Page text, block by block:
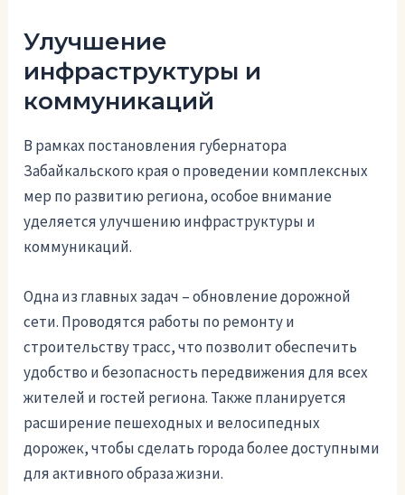
Улучшение
инфраструктуры и
коммуникаций
В рамках постановления губернатора
Забайкальского края о проведении комплексных
мер по развитию региона, особое внимание
уделяется улучшению инфраструктуры и
коммуникаций.
Одна из главных задач – обновление дорожной
сети. Проводятся работы по ремонту и
строительству трасс, что позволит обеспечить
удобство и безопасность передвижения для всех
жителей и гостей региона. Также планируется
расширение пешеходных и велосипедных
дорожек, чтобы сделать города более доступными
для активного образа жизни.